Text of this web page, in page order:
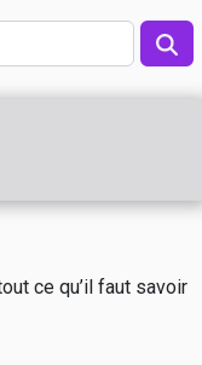
ce qu’il faut savoir